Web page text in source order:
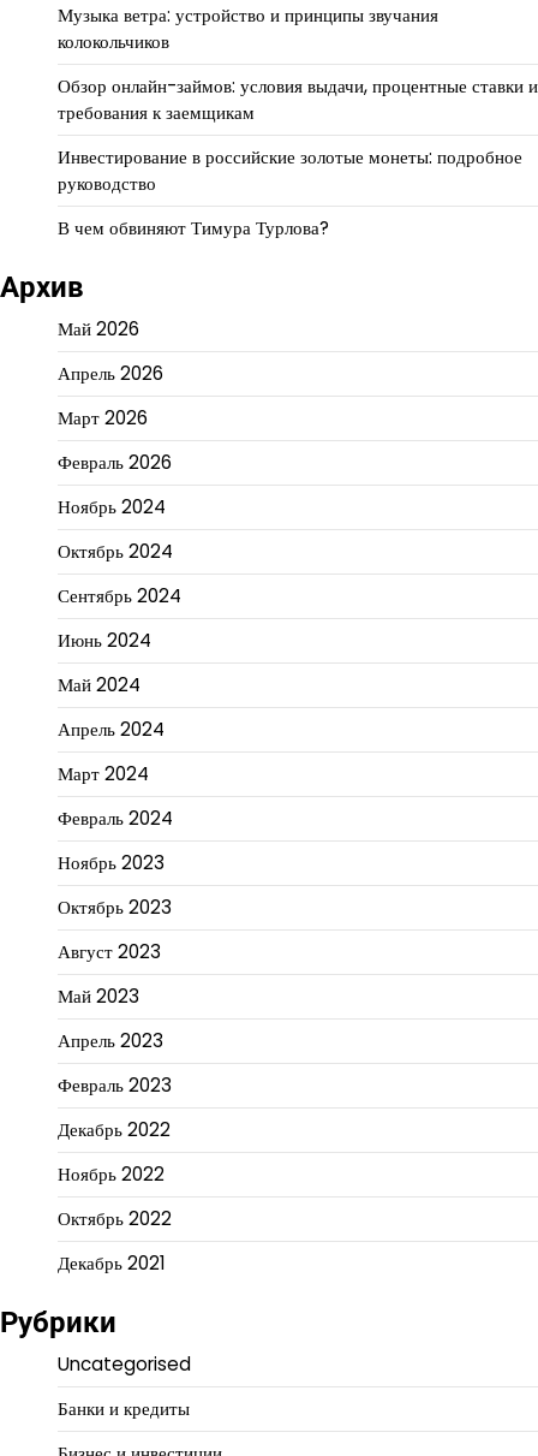
Музыка ветра: устройство и принципы звучания
колокольчиков
Обзор онлайн-займов: условия выдачи, процентные ставки и
требования к заемщикам
Инвестирование в российские золотые монеты: подробное
руководство
В чем обвиняют Тимура Турлова?
Архив
Май 2026
Апрель 2026
Март 2026
Февраль 2026
Ноябрь 2024
Октябрь 2024
Сентябрь 2024
Июнь 2024
Май 2024
Апрель 2024
Март 2024
Февраль 2024
Ноябрь 2023
Октябрь 2023
Август 2023
Май 2023
Апрель 2023
Февраль 2023
Декабрь 2022
Ноябрь 2022
Октябрь 2022
Декабрь 2021
Рубрики
Uncategorised
Банки и кредиты